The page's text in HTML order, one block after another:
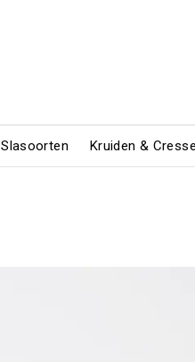
Slasoorten Kruiden &